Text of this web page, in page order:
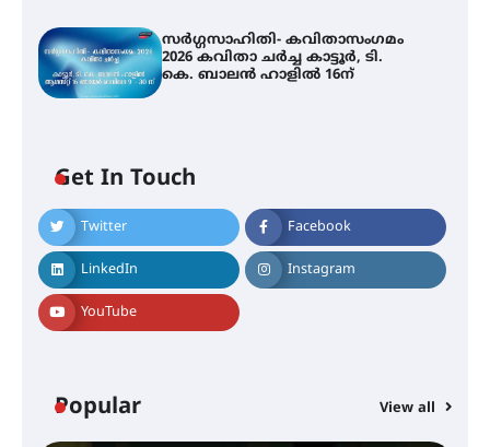
സർഗ്ഗസാഹിതി- കവിതാസംഗമം
2026 കവിതാ ചർച്ച കാട്ടൂർ, ടി.
കെ. ബാലൻ ഹാളിൽ 16ന്
Get In Touch
Twitter Facebook
LinkedIn Instagram
YouTube
Popular View all